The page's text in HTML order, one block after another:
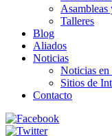
Asambleas
Talleres
Blog
Aliados
Noticias
Noticias en
Sitios de
Contacto